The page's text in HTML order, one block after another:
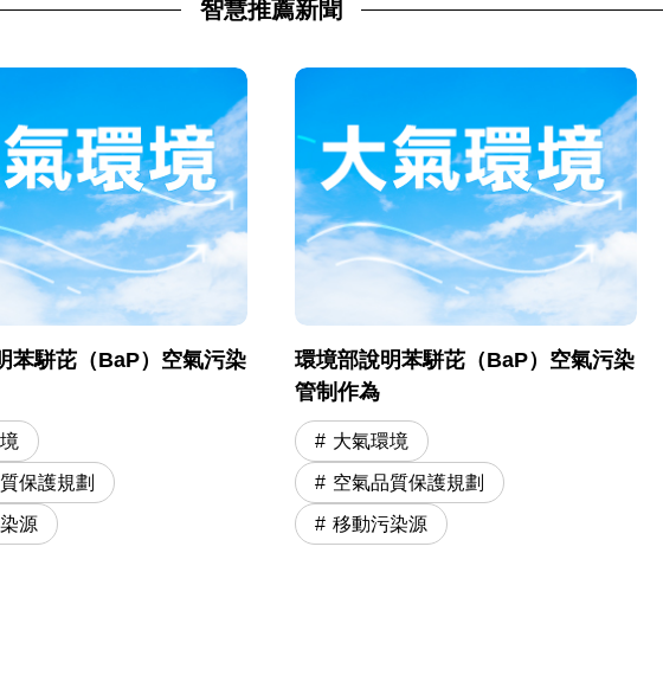
智慧推薦新聞
苯駢芘（BaP）空氣污染
保護規劃
源
環境部說明苯駢芘（BaP）空氣污染
管制作為
大氣環境
空氣品質保護規劃
移動污染源